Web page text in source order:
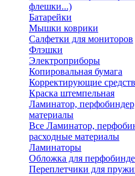
флешки...)
Батарейки
Мышки коврики
Салфетки для мониторов
Флэшки
Электроприборы
Копировальная бумага
Корректирующие
Краска штемпельная
Ламинатор,
материалы
Все Ламинатор,
расходные материалы
Ламинаторы
Обложка для
Переплетчики для